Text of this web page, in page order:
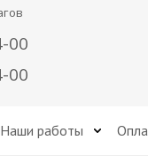
00
00
Наши работы